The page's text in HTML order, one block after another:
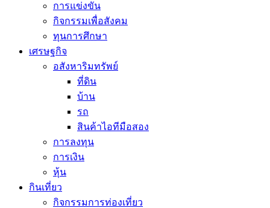
การแข่งขัน
กิจกรรมเพื่อสังคม
ทุนการศึกษา
เศรษฐกิจ
อสังหาริมทรัพย์
ที่ดิน
บ้าน
รถ
สินค้าไอทีมือสอง
การลงทุน
การเงิน
หุ้น
กินเที่ยว
กิจกรรมการท่องเที่ยว